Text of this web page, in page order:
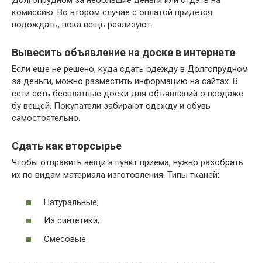
комиссию. Во втором случае с оплатой придется
подождать, пока вещь реализуют.
Вывесить объявление на доске в интернете
Если еще не решено, куда сдать одежду в Долгопрудном
за деньги, можно разместить информацию на сайтах. В
сети есть бесплатные доски для объявлений о продаже
бу вещей. Покупатели забирают одежду и обувь
самостоятельно.
Сдать как вторсырье
Чтобы отправить вещи в пункт приема, нужно разобрать
их по видам материала изготовления. Типы тканей:
Натуральные;
Из синтетики;
Смесовые.